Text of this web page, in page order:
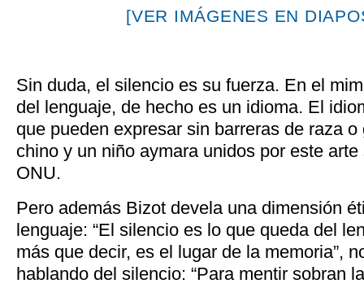
[VER IMÁGENES EN
Sin duda, el silencio es su fuerza. En el
del lenguaje, de hecho es un idioma. El
que pueden expresar sin barreras de raza
chino y un niño aymara unidos por este
ONU.
Pero además Bizot devela una dimensión
lenguaje: “El silencio es lo que queda del
más que decir, es el lugar de la memoria”,
hablando del silencio: “Para mentir sobran